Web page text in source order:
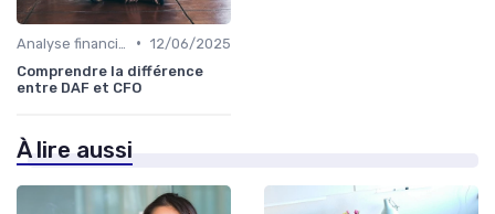
• 12/06/2025
Comprendre la différence
entre DAF et CFO
À lire aussi